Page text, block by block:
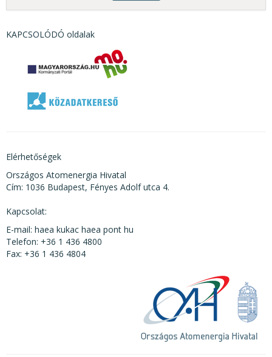
KAPCSOLÓDÓ oldalak
Elérhetőségek
Országos Atomenergia Hivatal
Cím: 1036 Budapest, Fényes Adolf utca 4.
Kapcsolat:
E-mail: haea kukac haea pont hu
Telefon: +36 1 436 4800
Fax: +36 1 436 4804